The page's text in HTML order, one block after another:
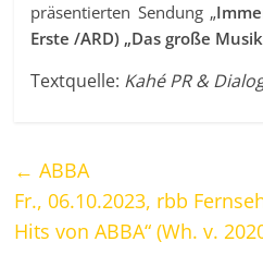
präsentierten Sendung „
Erste /ARD) „Das große
Textquelle: Kahé PR &
← ABBA
Fr., 06.10.2023, rbb
Hits von ABBA“ (Wh. v.